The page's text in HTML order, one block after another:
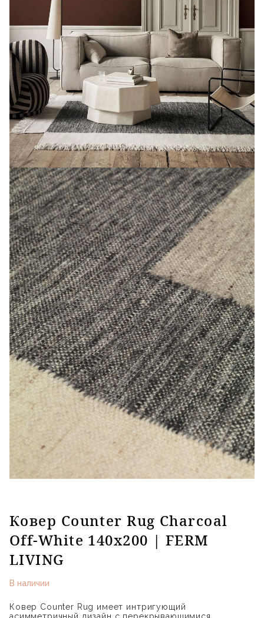
Ковер Counter Rug Charcoal
Off-White 140x200 | FERM
LIVING
В наличии
Ковер Counter Rug имеет интригующий